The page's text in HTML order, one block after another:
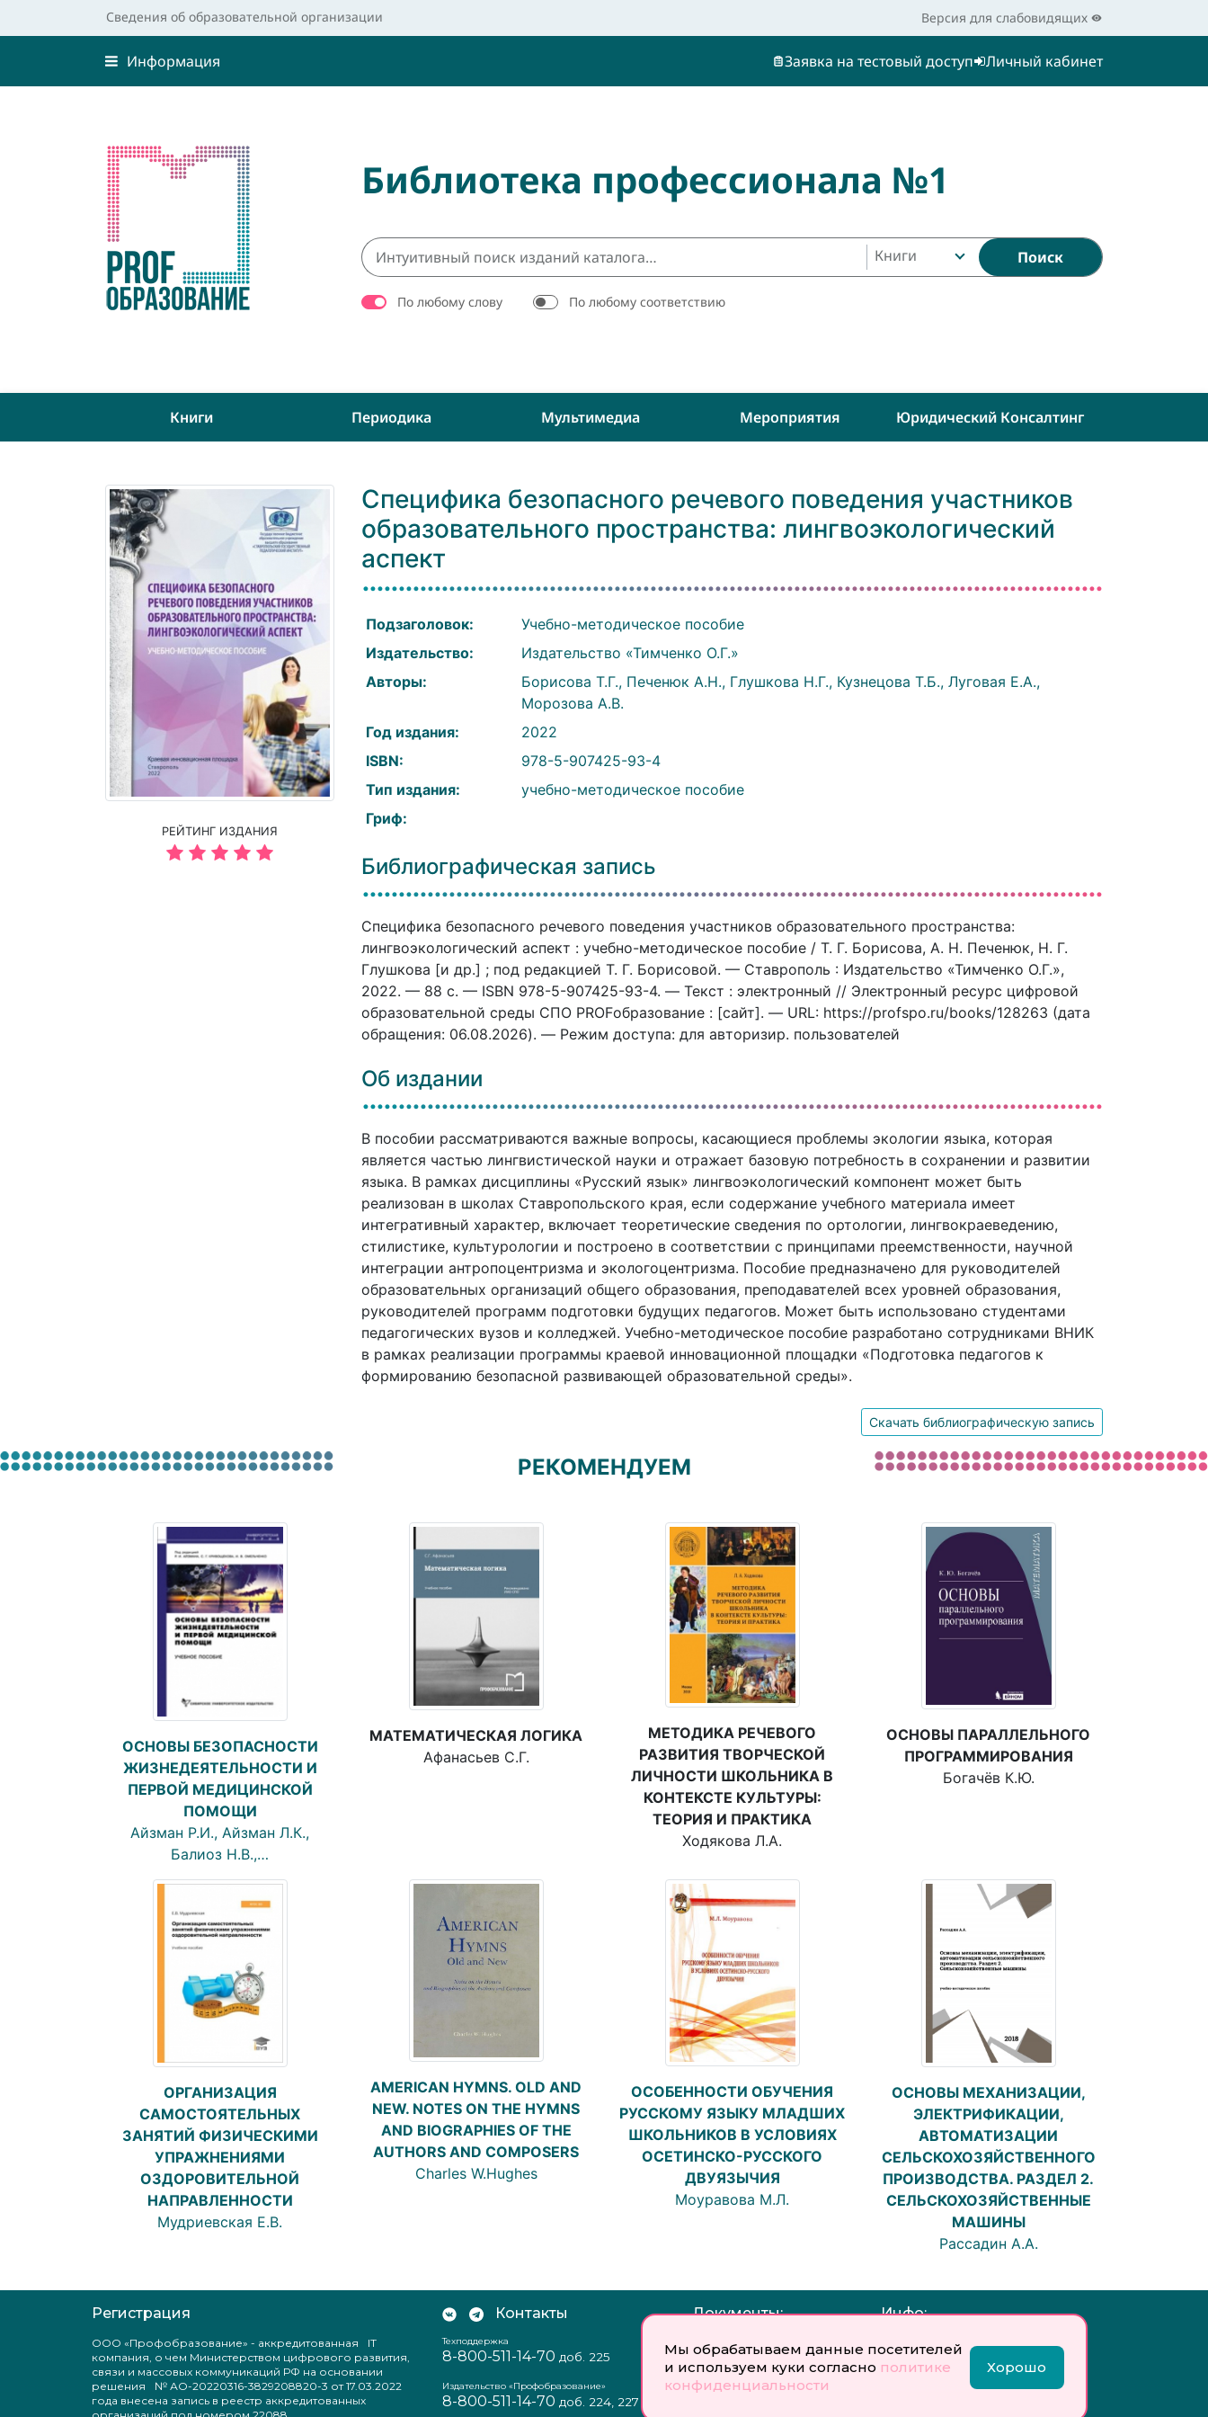
Мы обрабатываем данные посетителей
и используем куки согласно политике
конфиденциальности
Хорошо
Сведения об образовательной организации Версия для слабовидящих
Информация Заявка на тестовый доступ Личный кабинет
Библиотека профессионала №1
Книги Поиск
По любому слову По любому соответствию
Книги Периодика Мультимедиа Мероприятия Юридический Консалтинг
РЕЙТИНГ ИЗДАНИЯ
Специфика безопасного речевого поведения участников
образовательного пространства: лингвоэкологический
аспект
Подзаголовок:
Учебно-методическое пособие
Издательство:
Издательство «Тимченко О.Г.»
Авторы:
Борисова Т.Г., Печенюк А.Н., Глушкова Н.Г., Кузнецова Т.Б., Луговая Е.А.,
Морозова А.В.
Год издания:
2022
ISBN:
978-5-907425-93-4
Тип издания:
учебно-методическое пособие
Гриф:
Библиографическая запись
Специфика безопасного речевого поведения участников образовательного пространства:
лингвоэкологический аспект : учебно-методическое пособие / Т. Г. Борисова, А. Н. Печенюк, Н. Г.
Глушкова [и др.] ; под редакцией Т. Г. Борисовой. — Ставрополь : Издательство «Тимченко О.Г.»,
2022. — 88 c. — ISBN 978-5-907425-93-4. — Текст : электронный // Электронный ресурс цифровой
образовательной среды СПО PROFобразование : [сайт]. — URL: https://profspo.ru/books/128263 (дата
обращения: 06.08.2026). — Режим доступа: для авторизир. пользователей
Об издании
В пособии рассматриваются важные вопросы, касающиеся проблемы экологии языка, которая
является частью лингвистической науки и отражает базовую потребность в сохранении и развитии
языка. В рамках дисциплины «Русский язык» лингвоэкологический компонент может быть
реализован в школах Ставропольского края, если содержание учебного материала имеет
интегративный характер, включает теоретические сведения по ортологии, лингвокраеведению,
стилистике, культурологии и построено в соответствии с принципами преемственности, научной
интеграции антропоцентризма и экологоцентризма. Пособие предназначено для руководителей
образовательных организаций общего образования, преподавателей всех уровней образования,
руководителей программ подготовки будущих педагогов. Может быть использовано студентами
педагогических вузов и колледжей. Учебно-методическое пособие разработано сотрудниками ВНИК
в рамках реализации программы краевой инновационной площадки «Подготовка педагогов к
формированию безопасной развивающей образовательной среды».
Скачать библиографическую запись
РЕКОМЕНДУЕМ
ОСНОВЫ БЕЗОПАСНОСТИ
ЖИЗНЕДЕЯТЕЛЬНОСТИ И
ПЕРВОЙ МЕДИЦИНСКОЙ
ПОМОЩИ
Айзман Р.И., Айзман Л.К.,
Балиоз Н.В.,…
МАТЕМАТИЧЕСКАЯ ЛОГИКА
Афанасьев С.Г.
МЕТОДИКА РЕЧЕВОГО
РАЗВИТИЯ ТВОРЧЕСКОЙ
ЛИЧНОСТИ ШКОЛЬНИКА В
КОНТЕКСТЕ КУЛЬТУРЫ:
ТЕОРИЯ И ПРАКТИКА
Ходякова Л.А.
ОСНОВЫ ПАРАЛЛЕЛЬНОГО
ПРОГРАММИРОВАНИЯ
Богачёв К.Ю.
ОРГАНИЗАЦИЯ
САМОСТОЯТЕЛЬНЫХ
ЗАНЯТИЙ ФИЗИЧЕСКИМИ
УПРАЖНЕНИЯМИ
ОЗДОРОВИТЕЛЬНОЙ
НАПРАВЛЕННОСТИ
Мудриевская Е.В.
AMERICAN HYMNS. OLD AND
NEW. NOTES ON THE HYMNS
AND BIOGRAPHIES OF THE
AUTHORS AND COMPOSERS
Charles W.Hughes
ОСОБЕННОСТИ ОБУЧЕНИЯ
РУССКОМУ ЯЗЫКУ МЛАДШИХ
ШКОЛЬНИКОВ В УСЛОВИЯХ
ОСЕТИНСКО-РУССКОГО
ДВУЯЗЫЧИЯ
Моуравова М.Л.
ОСНОВЫ МЕХАНИЗАЦИИ,
ЭЛЕКТРИФИКАЦИИ,
АВТОМАТИЗАЦИИ
СЕЛЬСКОХОЗЯЙСТВЕННОГО
ПРОИЗВОДСТВА. РАЗДЕЛ 2.
СЕЛЬСКОХОЗЯЙСТВЕННЫЕ
МАШИНЫ
Рассадин А.А.
Регистрация
ООО «Профобразование» - аккредитованная IT
компания, о чем Министерством цифрового развития,
связи и массовых коммуникаций РФ на основании
решения № АО-20220316-3829208820-3 от 17.03.2022
года внесена запись в реестр аккредитованных
Контакты
Техподдержка
8-800-511-14-70 доб. 225
Издательство «Профобразование»
8-800-511-14-70 доб. 224, 227
Документы:
Отзыв согласия на обработку
персональных данных
Пользовательское
соглашение
Инфо:
Учредитель: Общество с
ограниченной
ответственностью
«Профобразование»